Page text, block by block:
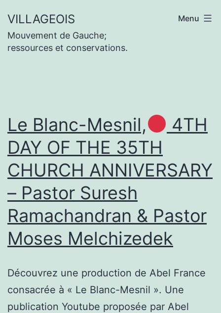
au
contenu
VILLAGEOIS
Mouvement de Gauche;
ressources et conservations.
Menu
Le Blanc-Mesnil,
4TH
DAY OF THE 35TH
CHURCH ANNIVERSARY
– Pastor Suresh
Ramachandran & Pastor
Moses Melchizedek
Découvrez une production de Abel France
consacrée à « Le Blanc-Mesnil ». Une
publication Youtube proposée par Abel